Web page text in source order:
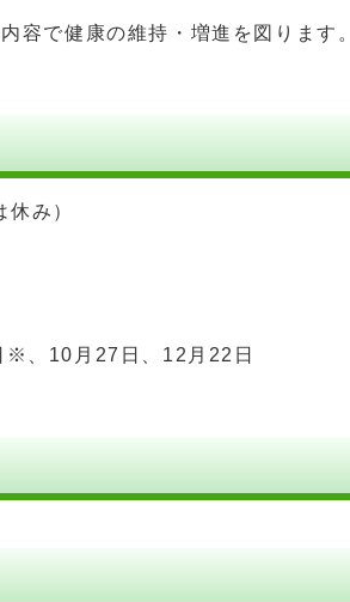
容で健康の維持・増進を図ります。
み）
、10月27日、12月22日